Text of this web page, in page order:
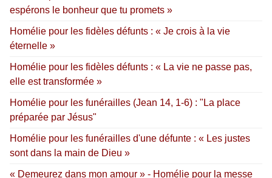
espérons le bonheur que tu promets »
Homélie pour les fidèles défunts : « Je crois à la vie
éternelle »
Homélie pour les fidèles défunts : « La vie ne passe pas,
elle est transformée »
Homélie pour les funérailles (Jean 14, 1-6) : "La place
préparée par Jésus"
Homélie pour les funérailles d'une défunte : « Les justes
sont dans la main de Dieu »
« Demeurez dans mon amour » - Homélie pour la messe